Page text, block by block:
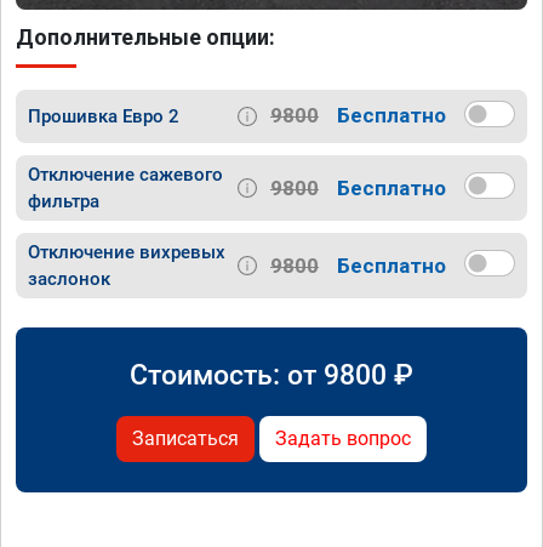
Дополнительные опции:
Прошивка Евро 2 9800 Бесплатно
Отключение сажевого
фильтра
9800 Бесплатно
Отключение вихревых
заслонок
9800 Бесплатно
Стоимость: от 9800 ₽
Записаться Задать вопрос